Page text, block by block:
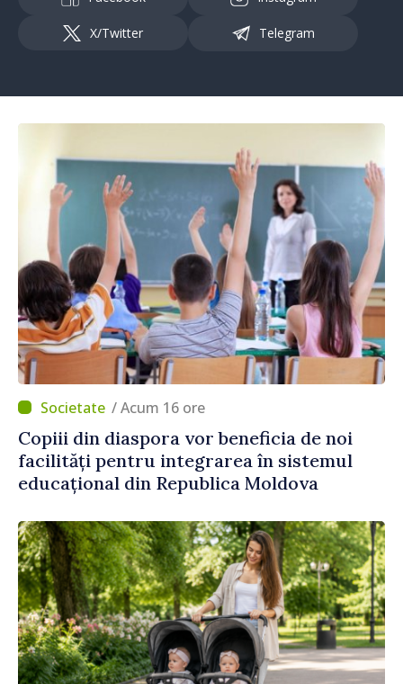
X/Twitter Telegram
/ Acum 16 ore
Copiii din diaspora vor beneficia de noi
facilități pentru integrarea în sistemul
educațional din Republica Moldova